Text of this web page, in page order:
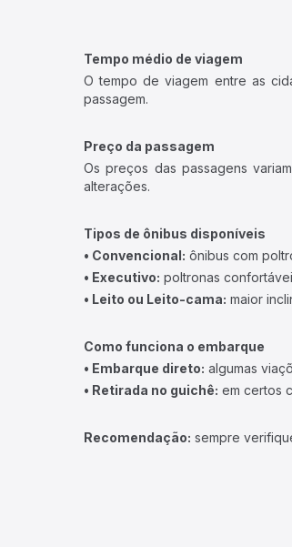
Tempo médio de viagem
O tempo de viagem entre as
passagem.
Preço da passagem
Os preços das passagens
alterações.
Tipos de ônibus disponíveis
• Convencional: ônibus com
• Executivo: poltronas
• Leito ou Leito-cama: maior
Como funciona o embarque
• Embarque direto: algumas
• Retirada no guichê: em certos
Recomendação: sempre